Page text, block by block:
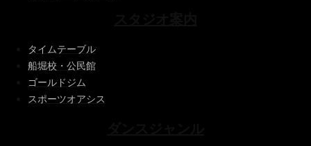
タイムテーブル
船堀校・公民館
ゴールドジム
スポーツオアシス